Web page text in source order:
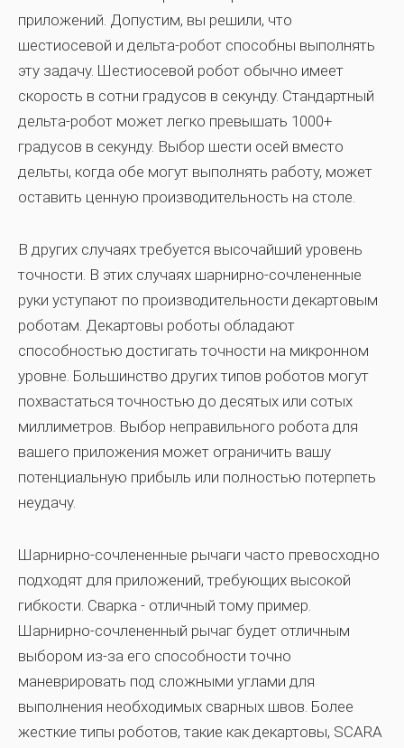
приложений. Допустим, вы решили, что
шестиосевой и дельта-робот способны выполнять
эту задачу. Шестиосевой робот обычно имеет
скорость в сотни градусов в секунду. Стандартный
дельта-робот может легко превышать 1000+
градусов в секунду. Выбор шести осей вместо
дельты, когда обе могут выполнять работу, может
оставить ценную производительность на столе.
В других случаях требуется высочайший уровень
точности. В этих случаях шарнирно-сочлененные
руки уступают по производительности декартовым
роботам. Декартовы роботы обладают
способностью достигать точности на микронном
уровне. Большинство других типов роботов могут
похвастаться точностью до десятых или сотых
миллиметров. Выбор неправильного робота для
вашего приложения может ограничить вашу
потенциальную прибыль или полностью потерпеть
неудачу.
Шарнирно-сочлененные рычаги часто превосходно
подходят для приложений, требующих высокой
гибкости. Сварка - отличный тому пример.
Шарнирно-сочлененный рычаг будет отличным
выбором из-за его способности точно
маневрировать под сложными углами для
выполнения необходимых сварных швов. Более
жесткие типы роботов, такие как декартовы, SCARA